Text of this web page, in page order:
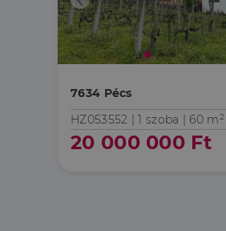
7634 Pécs
HZ053552 |1 szoba | 60 m²
20 000 000 Ft